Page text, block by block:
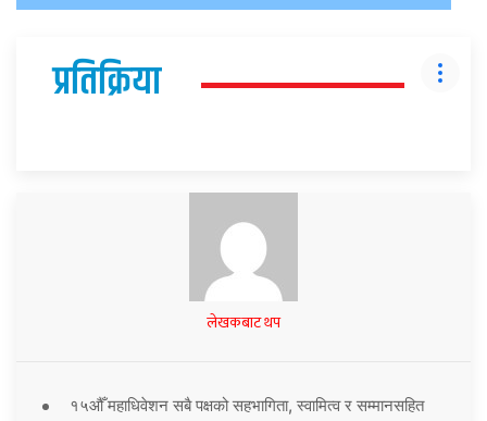
प्रतिक्रिया
लेखकबाट थप
१५औँ महाधिवेशन सबै पक्षको सहभागिता, स्वामित्व र सम्मानसहित